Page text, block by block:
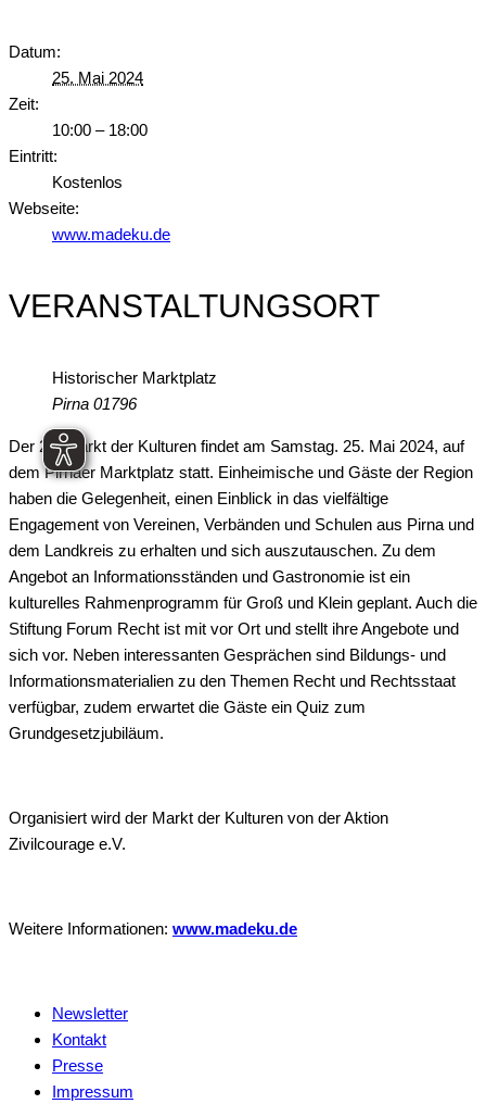
Datum:
25. Mai 2024
Zeit:
10:00 – 18:00
Eintritt:
Kostenlos
Webseite:
www.madeku.de
VERANSTALTUNGSORT
Historischer Marktplatz
Pirna 01796
Der 20. Markt der Kulturen findet am Samstag. 25. Mai 2024, auf
dem Pirnaer Marktplatz statt. Einheimische und Gäste der Region
haben die Gelegenheit, einen Einblick in das vielfältige
Engagement von Vereinen, Verbänden und Schulen aus Pirna und
dem Landkreis zu erhalten und sich auszutauschen. Zu dem
Angebot an Informationsständen und Gastronomie ist ein
kulturelles Rahmenprogramm für Groß und Klein geplant. Auch die
Stiftung Forum Recht ist mit vor Ort und stellt ihre Angebote und
sich vor. Neben interessanten Gesprächen sind Bildungs- und
Informationsmaterialien zu den Themen Recht und Rechtsstaat
verfügbar, zudem erwartet die Gäste ein Quiz zum
Grundgesetzjubiläum.
Organisiert wird der Markt der Kulturen von der Aktion
Zivilcourage e.V.
Weitere Informationen: www.madeku.de
Newsletter
Kontakt
Presse
Impressum